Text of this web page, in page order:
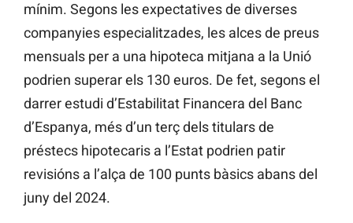
mínim. Segons les expectatives de diverses
companyies especialitzades, les alces de preus
mensuals per a una hipoteca mitjana a la Unió
podrien superar els 130 euros. De fet, segons el
darrer estudi d’Estabilitat Financera del Banc
d’Espanya, més d’un terç dels titulars de
préstecs hipotecaris a l’Estat podrien patir
revisións a l’alça de 100 punts bàsics abans del
juny del 2024.